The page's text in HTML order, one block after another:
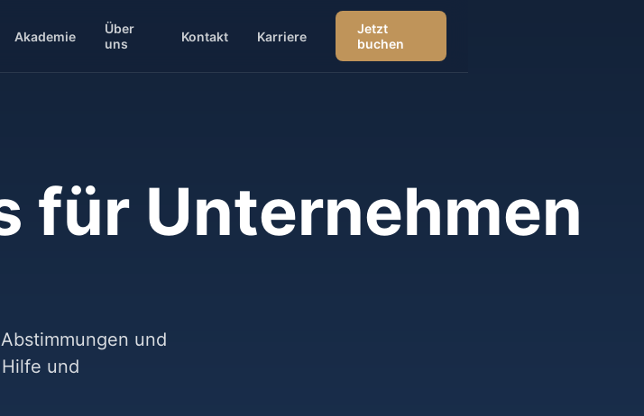
Akademie
Über
uns
Kontakt Karriere
Jetzt
buchen
für Unternehmen
und
und